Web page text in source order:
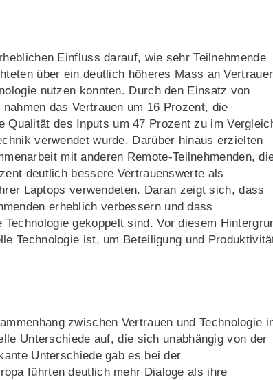
Einfluss darauf, wie sehr Teilnehmende
über ein deutlich höheres Mass an
nutzen konnten. Durch den Einsatz von
das Vertrauen um 16 Prozent, die
Qualität des Inputs um 47 Prozent zu im
verwendet wurde. Darüber hinaus erzielten
mit anderen Remote-Teilnehmenden,
deutlich bessere Vertrauenswerte als
Laptops verwendeten. Daran zeigt sich, dass
erheblich verbessern und dass
gekoppelt sind. Vor diesem
Technologie ist, um Beteiligung und
zwischen Vertrauen und Technologie
Unterschiede auf, die sich unabhängig von der
Unterschiede gab es bei der
führten deutlich mehr Dialoge als ihre